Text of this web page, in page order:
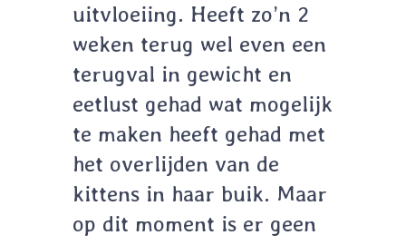
uitvloeiing. Heeft zo’n 2
weken terug wel even een
terugval in gewicht en
eetlust gehad wat mogelijk
te maken heeft gehad met
het overlijden van de
kittens in haar buik. Maar
op dit moment is er geen